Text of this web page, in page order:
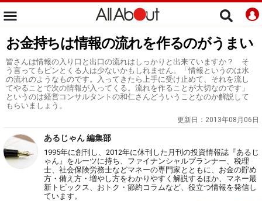
お金持ちは情報の流れを作るのがうまい
皆さんは情報の入り口と出口の流れはしっかりと出来ていますか？ そ
う言ってもピンとくる人は少ないかもしれません。「情報というのは水
の流れのようなものです。入ってきたら上手に受け止めて、それを流し
てやることで次の情報が入ってくる。流れを作ることが大切なのです」
というのは経営コンサルタントの和仁さんどういうことなのか解説して
もらいましょう。
更新日： 2013年08月06日
あるじゃん 編集部
1995年に創刊し、2012年に休刊した月刊の投資情報誌『あるじ
ゃん』をルーツに持ち、ファイナンシャルプランナー、税理
士、社会保険労務士などマネーの専門家とともに、お金の貯め
方・備え方・増やし方をわかりやすく解説するほか、マネー最
新トピックス、おトク・節約コラムなど、役立つ情報を発信し
ています。